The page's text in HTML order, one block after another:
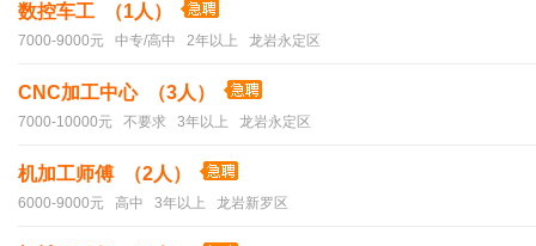
数控车工 （1人）
7000-9000元 中专/高中 2年以上 龙岩永定区
CNC加工中心 （3人）
7000-10000元 不要求 3年以上 龙岩永定区
机加工师傅 （2人）
6000-9000元 高中 3年以上 龙岩新罗区